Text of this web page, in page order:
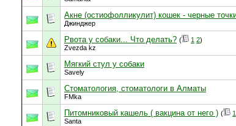
Акне (остиофолликулит) кошек - черные
Джинджер
Рвота у собаки... Что делать? ( 1 2)
Zvezda kz
Мягкий стул у собаки
Savely
Стоматология, стоматологи в Алматы
FMka
Питомниковый кашель ( вакцина от него ) ( 1
Santa